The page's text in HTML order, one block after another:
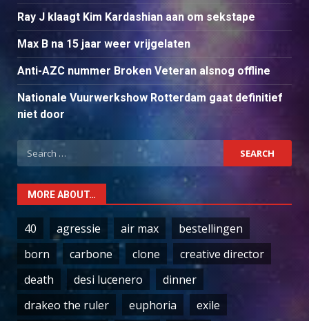
Ray J klaagt Kim Kardashian aan om sekstape
Max B na 15 jaar weer vrijgelaten
Anti-AZC nummer Broken Veteran alsnog offline
Nationale Vuurwerkshow Rotterdam gaat definitief
niet door
Search
for:
MORE ABOUT…
40 agressie air max
bestellingen
born
carbone clone
creative director
death
desi lucenero
dinner
drakeo the ruler
euphoria
exile